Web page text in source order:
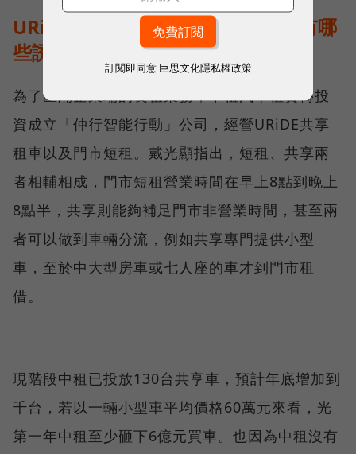
URiDE拚「坐二望一」，對消費者有哪
些誘因？
為了區隔企業端的長租業務，中租汽車租賃轉投
資成立「仲行智能行動」公司，經營URiDE共享
租車以及門市短租。戴光顯指出，短租、共享兩
者相輔相成，門市短租營業時間在早上8點到晚上
8點半，共享則能夠補足門市非營業時間，甚至兩
者可以做到車輛分流，例如共享專門提供小型
車，至於中大型房車或七人座的車才到門市租
借。
現階段中租已投放130台共享車，預計年底增加到
千台，若以一輛小型車平均價格60萬元來看，光
第一年中租至少砸下6億元買車。也因為中租沒有
訂閱即同意 巨思文化隱私權政策